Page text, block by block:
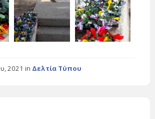
2021 in Δελτία Τύπου